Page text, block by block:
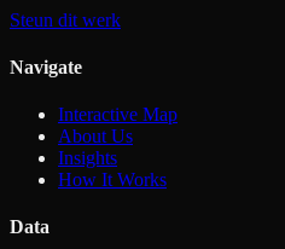
Steun dit werk
Navigate
Interactive Map
About Us
Insights
How It Works
Data